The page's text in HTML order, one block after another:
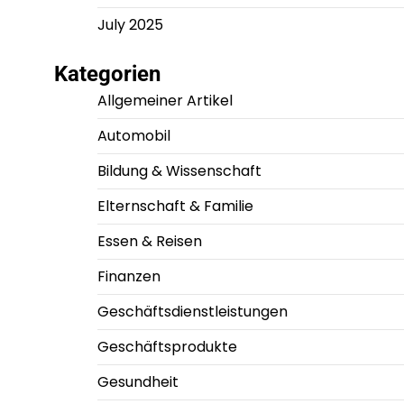
July 2025
Kategorien
Allgemeiner Artikel
Automobil
Bildung & Wissenschaft
Elternschaft & Familie
Essen & Reisen
Finanzen
Geschäftsdienstleistungen
Geschäftsprodukte
Gesundheit